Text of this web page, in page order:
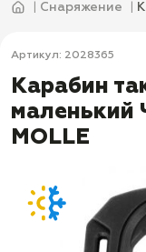
Снаряжение
Артикул: 2028365
Карабин
маленький
MOLLE